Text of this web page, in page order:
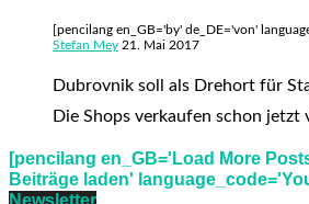
[pencilang en_GB='by' de_DE='von'
Stefan Mey 21. Mai 2017
Dubrovnik soll als Drehort für
Die Shops verkaufen schon jetzt
[pencilang en_GB='Load More
Beiträge laden'
Newsletter